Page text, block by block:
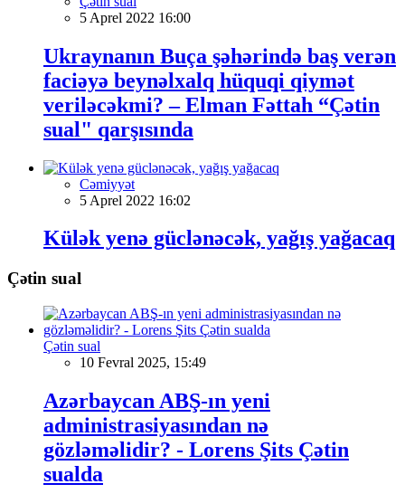
5 Aprel 2022 16:00
Ukraynanın Buça şəhərində baş verən
faciəyə beynəlxalq hüquqi qiymət
veriləcəkmi? – Elman Fəttah “Çətin
sual" qarşısında
Cəmiyyət
5 Aprel 2022 16:02
Külək yenə güclənəcək, yağış yağacaq
Çətin sual
Çətin sual
10 Fevral 2025, 15:49
Azərbaycan ABŞ-ın yeni
administrasiyasından nə
gözləməlidir? - Lorens Şits Çətin
sualda